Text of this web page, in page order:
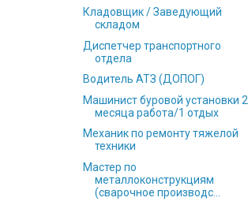
Кладовщик / Заведующий
складом
Диспетчер транспортного
отдела
Водитель АТЗ (ДОПОГ)
Машинист буровой установки 2
месяца работа/1 отдых
Механик по ремонту тяжелой
техники
Мастер по
металлоконструкциям
(сварочное производс...